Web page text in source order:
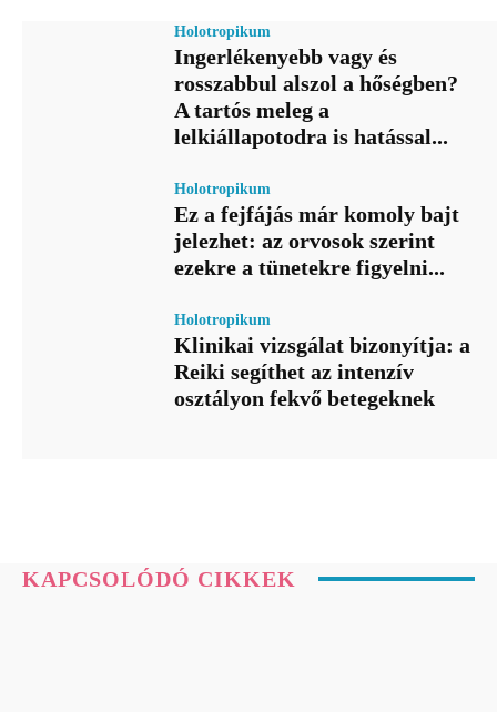
Holotropikum
Ingerlékenyebb vagy és
rosszabbul alszol a hőségben?
A tartós meleg a
lelkiállapotodra is hatással...
Holotropikum
Ez a fejfájás már komoly bajt
jelezhet: az orvosok szerint
ezekre a tünetekre figyelni...
Holotropikum
Klinikai vizsgálat bizonyítja: a
Reiki segíthet az intenzív
osztályon fekvő betegeknek
KAPCSOLÓDÓ CIKKEK